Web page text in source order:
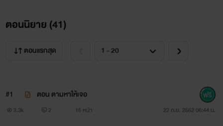
"เธอจะได้รู้ความเจ็บปวดมากกว่านี้มันเป็นยังไง!!!..."
ตอนนิยาย (41)
ตอนแรกสุด
#1 ตอน ตามหาให้เจอ
3.3k 2 15 หน้า 22 ก.ย. 2562 06:44 น.